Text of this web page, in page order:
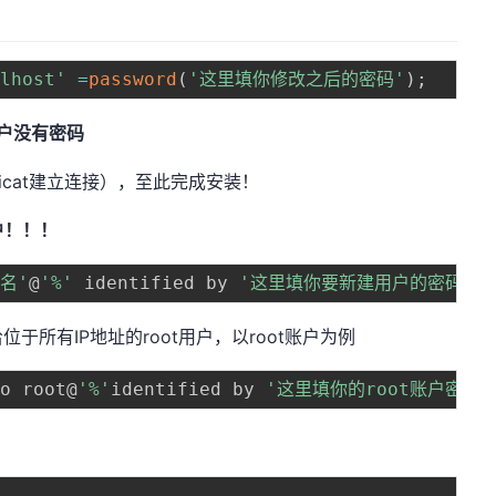
=password ( '这里填你修改之后的密码' ) ;
没有密码
建立连接），至此完成安装！
！！
名'@ '%' identified by '这里填你要新建用户的密码'
于所有IP地址的root用户，以root账户为例
root@ '%' identified by '这里填你的root账户密码'